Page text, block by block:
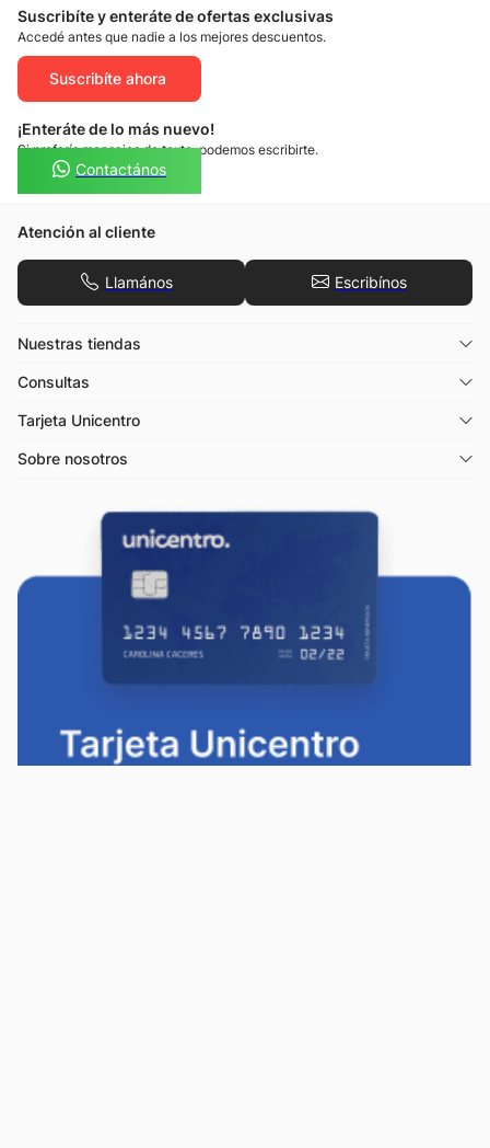
Suscribíte y enteráte de ofertas exclusivas
Accedé antes que nadie a los mejores descuentos.
Suscribíte ahora
¡Enteráte de lo más nuevo!
Si preferís mensajes de texto, podemos escribirte.
Contactános
Atención al cliente
Llamános Escribínos
Nuestras tiendas
Consultas
Tarjeta Unicentro
Sobre nosotros